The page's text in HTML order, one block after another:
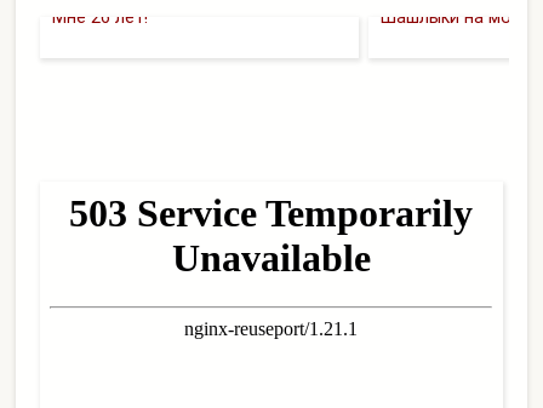
Мне 26 лет! Шашлыки на мой